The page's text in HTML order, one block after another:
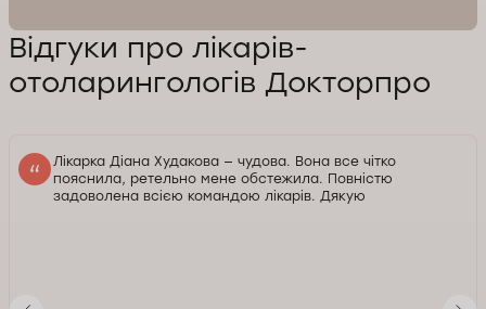
Відгуки про лікарів-
отоларингологів Докторпро
Лікарка Діана Худакова — чудова. Вона все чітко
пояснила, ретельно мене обстежила. Повністю
задоволена всією командою лікарів. Дякую